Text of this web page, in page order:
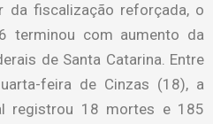
da fiscalização reforçada, o
terminou com aumento da
de Santa Catarina. Entre
feira de Cinzas (18), a
registrou 18 mortes e 185